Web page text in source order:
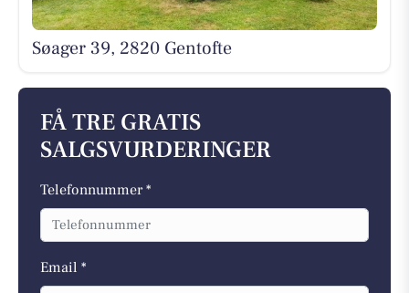
Søager 39, 2820 Gentofte
FÅ TRE GRATIS
SALGSVURDERINGER
Telefonnummer *
Email *